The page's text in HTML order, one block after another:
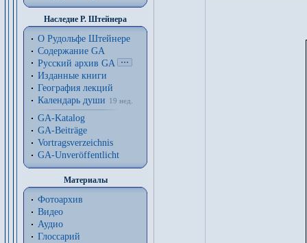
Наследие Р. Штейнера
О Рудольфе Штейнере
Содержание GA
Русский архив GA
Изданные книги
География лекций
Календарь души
19 нед.
GA-Katalog
GA-Beiträge
Vortragsverzeichnis
GA-Unveröffentlicht
Материалы
Фотоархив
Видео
Аудио
Глоссарий